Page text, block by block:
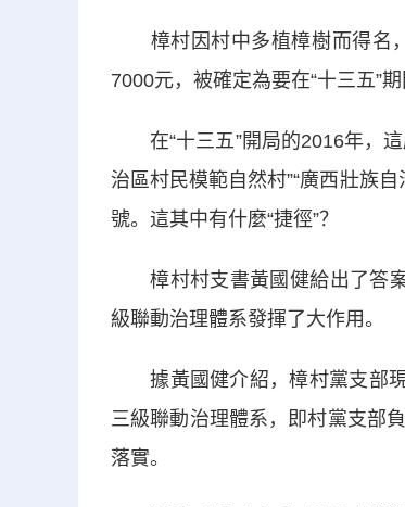
樟村因村中多植樟樹而得名，
7000元，被確定為要在“十三五”期
在“十三五”開局的2016年，這
治區村民模範自然村”“廣西壯族
號。這其中有什麼“捷徑”？
樟村村支書黃國健給出了答
級聯動治理體系發揮了大作用。
據黃國健介紹，樟村黨支部
三級聯動治理體系，即村黨支部
落實。